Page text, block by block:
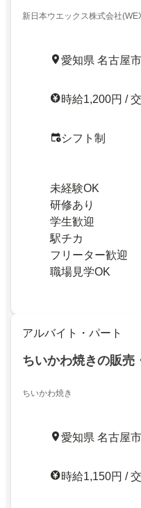
新日本ウエックス株式会社
愛知県 名古屋
時給1,200円 /
シフト制
未経験OK
研修あり
学生歓迎
駅チカ
フリーター歓迎
職場見学OK
アルバイト・パート
ちいかわ焼きの販売
ちいかわ焼き
愛知県 名古屋
時給1,150円 /